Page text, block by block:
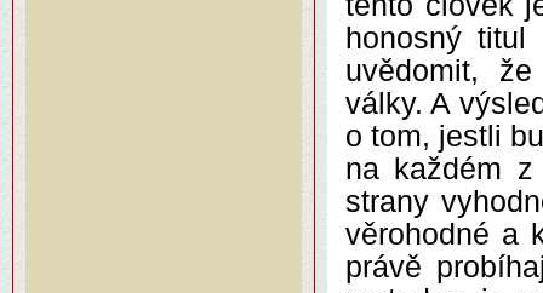
honosný titul
uvědomit,
války. A
o tom, jestli
na každém
strany
věrohodné a
právě